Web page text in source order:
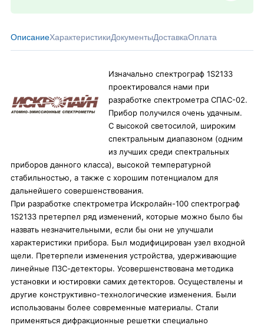
ОписаниеХарактеристикиДокументыДоставкаОплата
Изначально спектрограф 1S2133
проектировался нами при
разработке спектрометра СПАС-02.
Прибор получился очень удачным.
С высокой светосилой, широким
спектральным диапазоном (одним
из лучших среди спектральных
приборов данного класса), высокой температурной
стабильностью, а также с хорошим потенциалом для
дальнейшего совершенствования.
При разработке спектрометра Искролайн-100 спектрограф
1S2133 претерпел ряд изменений, которые можно было бы
назвать незначительными, если бы они не улучшали
характеристики прибора. Был модифицирован узел входной
щели. Претерпели изменения устройства, удерживающие
линейные ПЗС-детекторы. Усовершенствована методика
установки и юстировки самих детекторов. Осуществлены и
другие конструктивно-технологические изменения. Были
использованы более современные материалы. Стали
применяться дифракционные решетки специально